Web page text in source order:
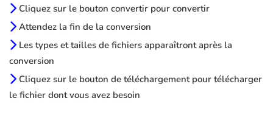
Cliquez sur le bouton convertir pour convertir
Attendez la fin de la conversion
Les types et tailles de fichiers apparaîtront après la
conversion
Cliquez sur le bouton de téléchargement pour télécharger
le fichier dont vous avez besoin